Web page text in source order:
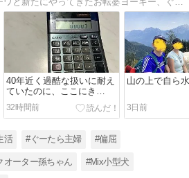
40年近く過酷な扱いに耐え
ていたのに、ここにき
て、、、
32時間前
山の上で自ら
3日前
活 #ぐーたら主婦 #偏屈
オーター孫ちゃん #Mix小型犬